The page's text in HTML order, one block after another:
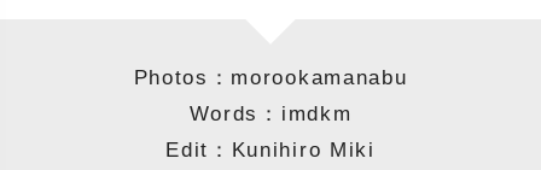
Photos：morookamanabu
Words：imdkm
Edit：Kunihiro Miki